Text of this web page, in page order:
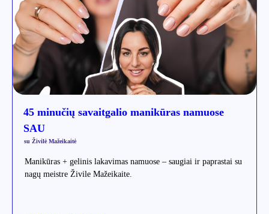
45 minučių savaitgalio manikūras namuose
SAU
su Živilė Mažeikaitė
Manikūras + gelinis lakavimas namuose – saugiai ir paprastai su
nagų meistre Živile Mažeikaite.